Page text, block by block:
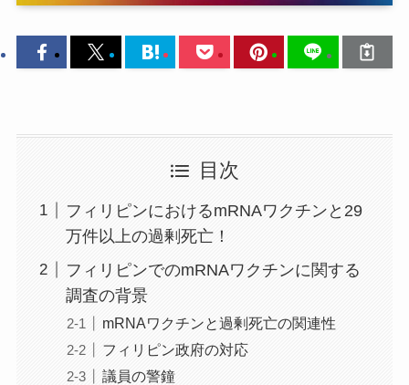
目次
フィリピンにおけるmRNAワクチンと29
万件以上の過剰死亡！
フィリピンでのmRNAワクチンに関する
調査の背景
mRNAワクチンと過剰死亡の関連性
フィリピン政府の対応
議員の警鐘